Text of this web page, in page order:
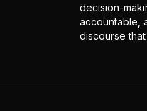
decision-
accountable,
discourse